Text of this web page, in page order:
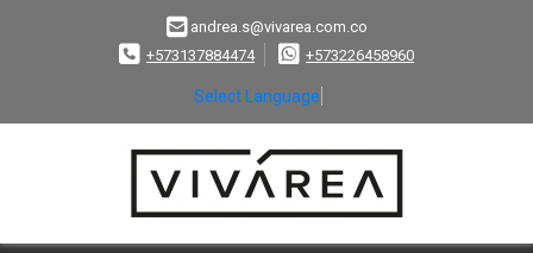
andrea.s@vivarea.com.co
+573137884474
+573226458960
Select Language